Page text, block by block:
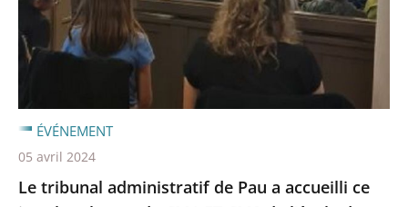
Le tribunal administratif de Pau a accueilli ce
ÉVÉNEMENT
05 avril 2024